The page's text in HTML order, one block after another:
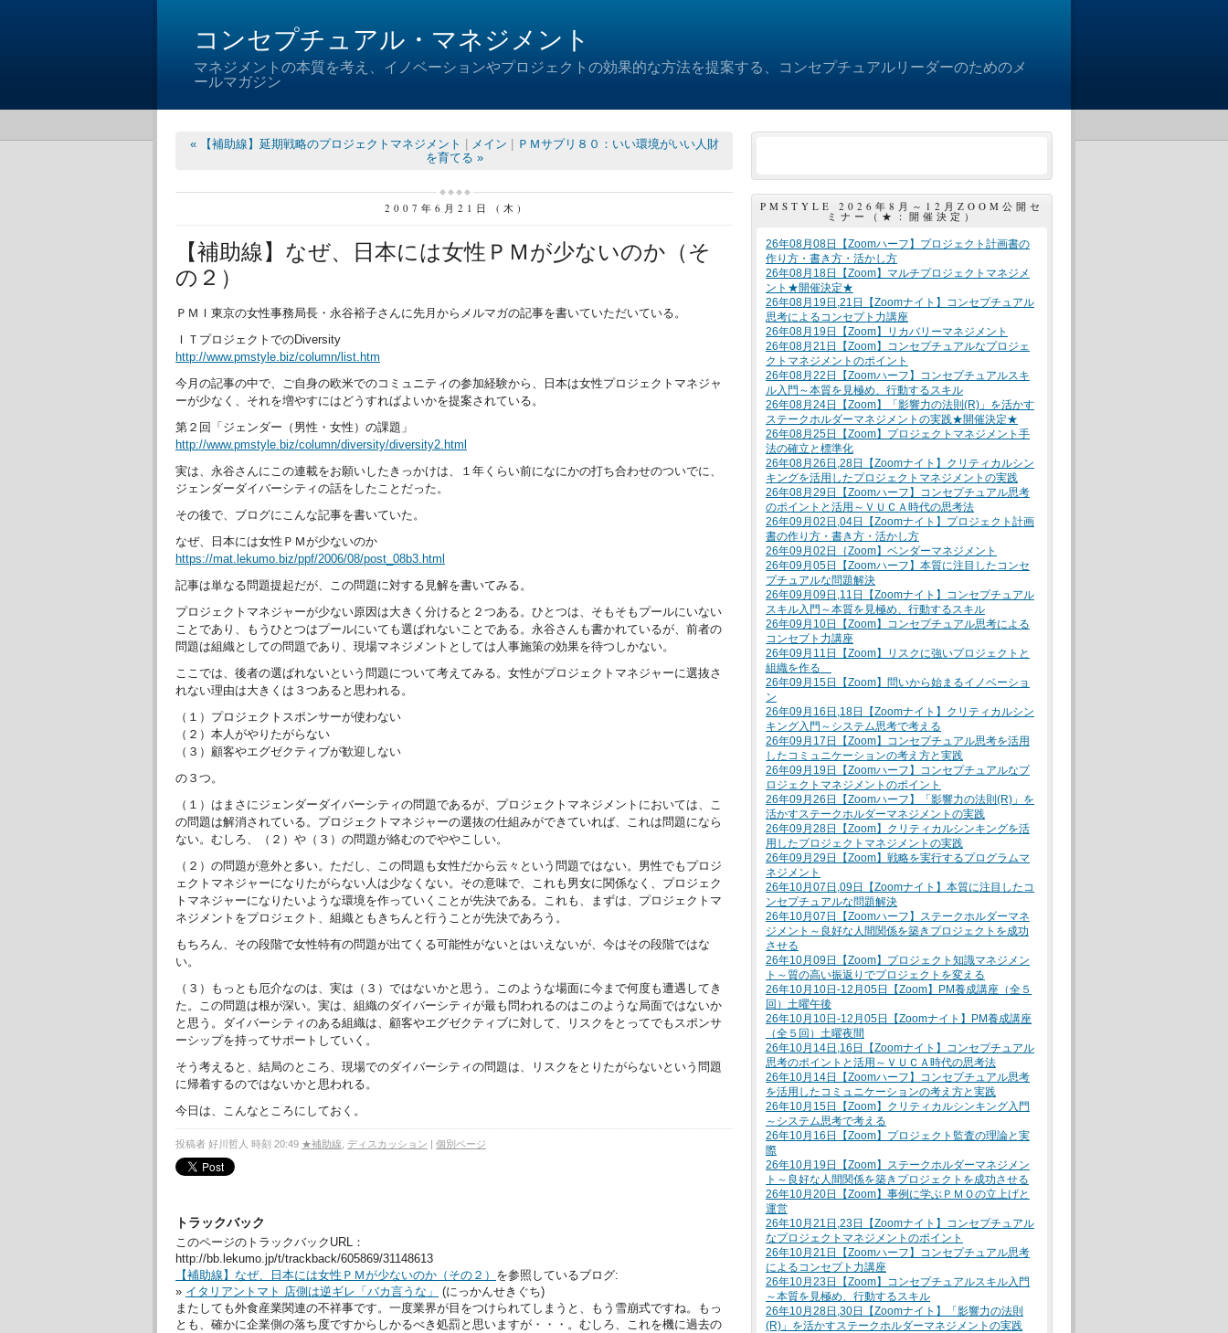
コンセプチュアル・マネジメント
マネジメントの本質を考え、イノベーションやプロジェクトの効果的な方法を提案する、コンセプチュアルリーダーのためのメ
ールマガジン
« 【補助線】延期戦略のプロジェクトマネジメント メイン
ＰＭサプリ８０：いい環境がいい人財
を育てる »
2007年6月21日 (木)
【補助線】なぜ、日本には女性ＰＭが少ないのか（そ
の２）
ＰＭＩ東京の女性事務局長・永谷裕子さんに先月からメルマガの記事を書いていただいている。
ＩＴプロジェクトでのDiversity
http://www.pmstyle.biz/column/list.htm
今月の記事の中で、ご自身の欧米でのコミュニティの参加経験から、日本は女性プロジェクトマネジャ
ーが少なく、それを増やすにはどうすればよいかを提案されている。
第２回「ジェンダー（男性・女性）の課題」
http://www.pmstyle.biz/column/diversity/diversity2.html
実は、永谷さんにこの連載をお願いしたきっかけは、１年くらい前になにかの打ち合わせのついでに、
ジェンダーダイバーシティの話をしたことだった。
その後で、ブログにこんな記事を書いていた。
なぜ、日本には女性ＰＭが少ないのか
https://mat.lekumo.biz/ppf/2006/08/post_08b3.html
記事は単なる問題提起だが、この問題に対する見解を書いてみる。
プロジェクトマネジャーが少ない原因は大きく分けると２つある。ひとつは、そもそもプールにいない
ことであり、もうひとつはプールにいても選ばれないことである。永谷さんも書かれているが、前者の
問題は組織としての問題であり、現場マネジメントとしては人事施策の効果を待つしかない。
ここでは、後者の選ばれないという問題について考えてみる。女性がプロジェクトマネジャーに選抜さ
れない理由は大きくは３つあると思われる。
（１）プロジェクトスポンサーが使わない
（２）本人がやりたがらない
（３）顧客やエグゼクティブが歓迎しない
の３つ。
（１）はまさにジェンダーダイバーシティの問題であるが、プロジェクトマネジメントにおいては、こ
の問題は解消されている。プロジェクトマネジャーの選抜の仕組みができていれば、これは問題になら
ない。むしろ、（２）や（３）の問題が絡むのでややこしい。
（２）の問題が意外と多い。ただし、この問題も女性だから云々という問題ではない。男性でもプロジ
ェクトマネジャーになりたがらない人は少なくない。その意味で、これも男女に関係なく、プロジェク
トマネジャーになりたいような環境を作っていくことが先決である。これも、まずは、プロジェクトマ
ネジメントをプロジェクト、組織ともきちんと行うことが先決であろう。
もちろん、その段階で女性特有の問題が出てくる可能性がないとはいえないが、今はその段階ではな
い。
（３）もっとも厄介なのは、実は（３）ではないかと思う。このような場面に今まで何度も遭遇してき
た。この問題は根が深い。実は、組織のダイバーシティが最も問われるのはこのような局面ではないか
と思う。ダイバーシティのある組織は、顧客やエグゼクティブに対して、リスクをとってでもスポンサ
ーシップを持ってサポートしていく。
そう考えると、結局のところ、現場でのダイバーシティの問題は、リスクをとりたがらないという問題
に帰着するのではないかと思われる。
今日は、こんなところにしておく。
投稿者 好川哲人 時刻 20:49 ★補助線 ディスカッション | 個別ページ
トラックバック
このページのトラックバックURL：
http://bb.lekumo.jp/t/trackback/605869/31148613
【補助線】なぜ、日本には女性ＰＭが少ないのか（その２） を参照しているブログ:
» イタリアントマト 店側は逆ギレ「バカ言うな」
(にっかんせきぐち)
またしても外食産業関連の不祥事です。一度業界が目をつけられてしまうと、もう雪崩式ですね。もっ
とも、確かに企業側の落ち度ですからしかるべき処罰と思いますが・・・。むしろ、これを機に過去の
PMSTYLE 2026年8月～12月ZOOM公開セ
ミナー（★：開催決定）
26年08月08日【Zoomハーフ】プロジェクト計画書の
作り方・書き方・活かし方
26年08月18日【Zoom】マルチプロジェクトマネジメ
ント★開催決定★
26年08月19日,21日【Zoomナイト】コンセプチュアル
思考によるコンセプト力講座
26年08月19日【Zoom】リカバリーマネジメント
26年08月21日【Zoom】コンセプチュアルなプロジェ
クトマネジメントのポイント
26年08月22日【Zoomハーフ】コンセプチュアルスキ
ル入門～本質を見極め、行動するスキル
26年08月24日【Zoom】「影響力の法則(R)」を活かす
ステークホルダーマネジメントの実践★開催決定★
26年08月25日【Zoom】プロジェクトマネジメント手
法の確立と標準化
26年08月26日,28日【Zoomナイト】クリティカルシン
キングを活用したプロジェクトマネジメントの実践
26年08月29日【Zoomハーフ】コンセプチュアル思考
のポイントと活用～ＶＵＣＡ時代の思考法
26年09月02日,04日【Zoomナイト】プロジェクト計画
書の作り方・書き方・活かし方
26年09月02日｛Zoom】ベンダーマネジメント
26年09月05日【Zoomハーフ】本質に注目したコンセ
プチュアルな問題解決
26年09月09日,11日【Zoomナイト】コンセプチュアル
スキル入門～本質を見極め、行動するスキル
26年09月10日【Zoom】コンセプチュアル思考による
コンセプト力講座
26年09月11日【Zoom】リスクに強いプロジェクトと
組織を作る
26年09月15日【Zoom】問いから始まるイノベーショ
ン
26年09月16日,18日【Zoomナイト】クリティカルシン
キング入門～システム思考で考える
26年09月17日【Zoom】コンセプチュアル思考を活用
したコミュニケーションの考え方と実践
26年09月19日【Zoomハーフ】コンセプチュアルなプ
ロジェクトマネジメントのポイント
26年09月26日【Zoomハーフ】「影響力の法則(R)」を
活かすステークホルダーマネジメントの実践
26年09月28日【Zoom】クリティカルシンキングを活
用したプロジェクトマネジメントの実践
26年09月29日【Zoom】戦略を実行するプログラムマ
ネジメント
26年10月07日,09日【Zoomナイト】本質に注目したコ
ンセプチュアルな問題解決
26年10月07日【Zoomハーフ】ステークホルダーマネ
ジメント～良好な人間関係を築きプロジェクトを成功
させる
26年10月09日【Zoom】プロジェクト知識マネジメン
ト～質の高い振返りでプロジェクトを変える
26年10月10日-12月05日【Zoom】PM養成講座（全５
回）土曜午後
26年10月10日-12月05日【Zoomナイト】PM養成講座
（全５回）土曜夜間
26年10月14日,16日【Zoomナイト】コンセプチュアル
思考のポイントと活用～ＶＵＣＡ時代の思考法
26年10月14日【Zoomハーフ】コンセプチュアル思考
を活用したコミュニケーションの考え方と実践
26年10月15日【Zoom】クリティカルシンキング入門
～システム思考で考える
26年10月16日【Zoom】プロジェクト監査の理論と実
際
26年10月19日【Zoom】ステークホルダーマネジメン
ト～良好な人間関係を築きプロジェクトを成功させる
26年10月20日【Zoom】事例に学ぶＰＭＯの立上げと
運営
26年10月21日,23日【Zoomナイト】コンセプチュアル
なプロジェクトマネジメントのポイント
26年10月21日【Zoomハーフ】コンセプチュアル思考
によるコンセプト力講座
26年10月23日【Zoom】コンセプチュアルスキル入門
～本質を見極め、行動するスキル
26年10月28日,30日【Zoomナイト】「影響力の法則
(R)」を活かすステークホルダーマネジメントの実践